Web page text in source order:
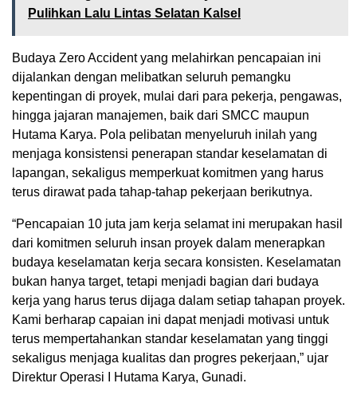
Pulihkan Lalu Lintas Selatan Kalsel
Budaya Zero Accident yang melahirkan pencapaian ini
dijalankan dengan melibatkan seluruh pemangku
kepentingan di proyek, mulai dari para pekerja, pengawas,
hingga jajaran manajemen, baik dari SMCC maupun
Hutama Karya. Pola pelibatan menyeluruh inilah yang
menjaga konsistensi penerapan standar keselamatan di
lapangan, sekaligus memperkuat komitmen yang harus
terus dirawat pada tahap-tahap pekerjaan berikutnya.
“Pencapaian 10 juta jam kerja selamat ini merupakan hasil
dari komitmen seluruh insan proyek dalam menerapkan
budaya keselamatan kerja secara konsisten. Keselamatan
bukan hanya target, tetapi menjadi bagian dari budaya
kerja yang harus terus dijaga dalam setiap tahapan proyek.
Kami berharap capaian ini dapat menjadi motivasi untuk
terus mempertahankan standar keselamatan yang tinggi
sekaligus menjaga kualitas dan progres pekerjaan,” ujar
Direktur Operasi I Hutama Karya, Gunadi.